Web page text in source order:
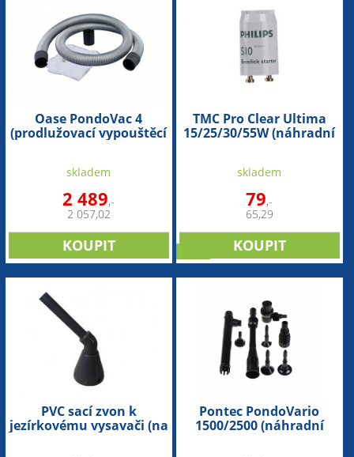
Oase PondoVac 4
(prodlužovací vypouštěcí
skladem
2 489,-
2 057,02
TMC Pro Clear Ultima
15/25/30/55W (náhradní
skladem
79,-
65,29
PVC sací zvon k
jezírkovému vysavači (na
Pontec PondoVario
1500/2500 (náhradní